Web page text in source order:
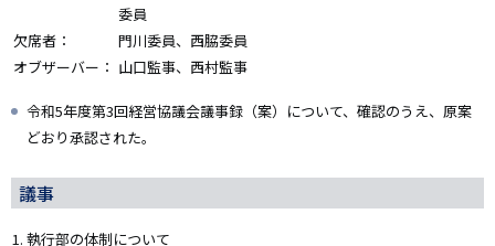
委員
欠席者：
門川委員、西脇委員
オブザーバー： 山口監事、西村監事
令和5年度第3回経営協議会議事録（案）について、確認のうえ、原案
どおり承認された。
議事
執行部の体制について